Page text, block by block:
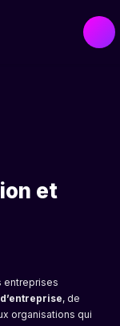
et
entreprises
, de
organisations qui